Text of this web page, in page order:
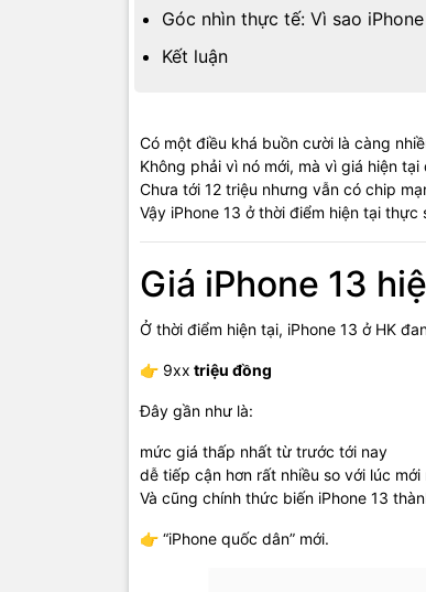
Góc nhìn thực tế: Vì sao
Kết luận
Có một điều khá buồn cười là càng
Không phải vì nó mới, mà vì giá hiện
Chưa tới 12 triệu nhưng vẫn có chip
Vậy iPhone 13 ở thời điểm hiện tại
Giá iPhone 13
Ở thời điểm hiện tại, iPhone 13 ở HK
👉 9xx triệu đồng
Đây gần như là:
mức giá thấp nhất từ trước tới nay
dễ tiếp cận hơn rất nhiều so với lúc mới
Và cũng chính thức biến iPhone 13
👉 “iPhone quốc dân” mới.